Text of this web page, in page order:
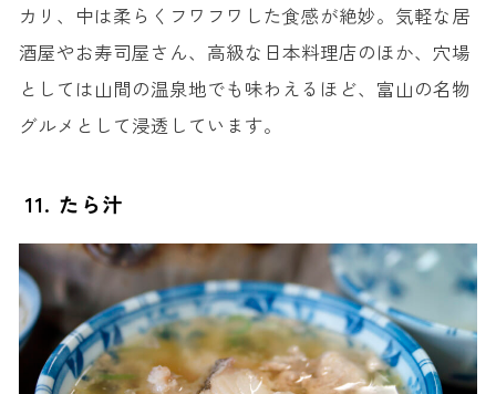
カリ、中は柔らくフワフワした食感が絶妙。気軽な居
酒屋やお寿司屋さん、高級な日本料理店のほか、穴場
としては山間の温泉地でも味わえるほど、富山の名物
グルメとして浸透しています。
11. たら汁